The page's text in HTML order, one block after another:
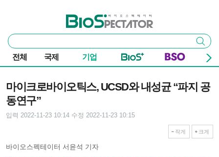
바이오스펙테이터
통
합
검
색
검색
전체 국제 기업
마이크로바이오틱스, UCSD와 내성균 “파지 공
동연구”
입력 2022-11-23 10:14 수정 2022-11-23 10:15
작게 크게
바이오스펙테이터 서윤석 기자